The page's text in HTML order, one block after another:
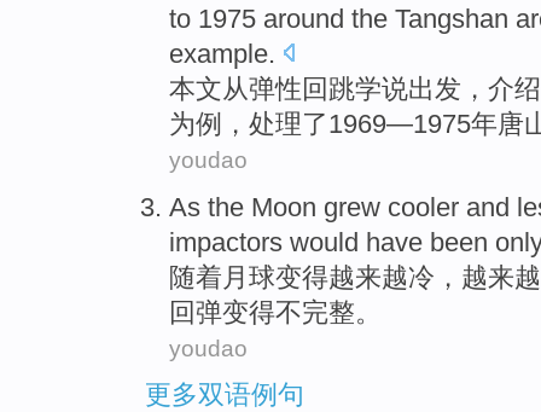
to 1975 around the Tangshan
example.
本文从弹性回跳学说出发 ， 介绍
为例， 处理了1969—1975年唐
youdao
As the Moon grew cooler and
impactors would have been
随着 月球变得越来越冷 ， 越来越
回弹变得不完整。
youdao
更多双语例句